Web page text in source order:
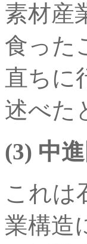
素材産
食った
直ちに
述べた
(3) 中
これは
業構造